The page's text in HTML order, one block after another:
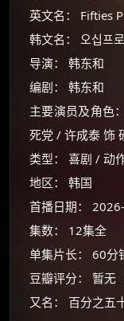
英文名： Fifties
韩文名： 오십프로
导演： 韩东和
编剧： 韩东和
主要演员及角色
死党 / 许成泰 饰
类型： 喜剧 / 动
地区： 韩国
首播日期：
集数： 12集全
单集片长： 60分
豆瓣评分： 暂无
又名： 百分之五